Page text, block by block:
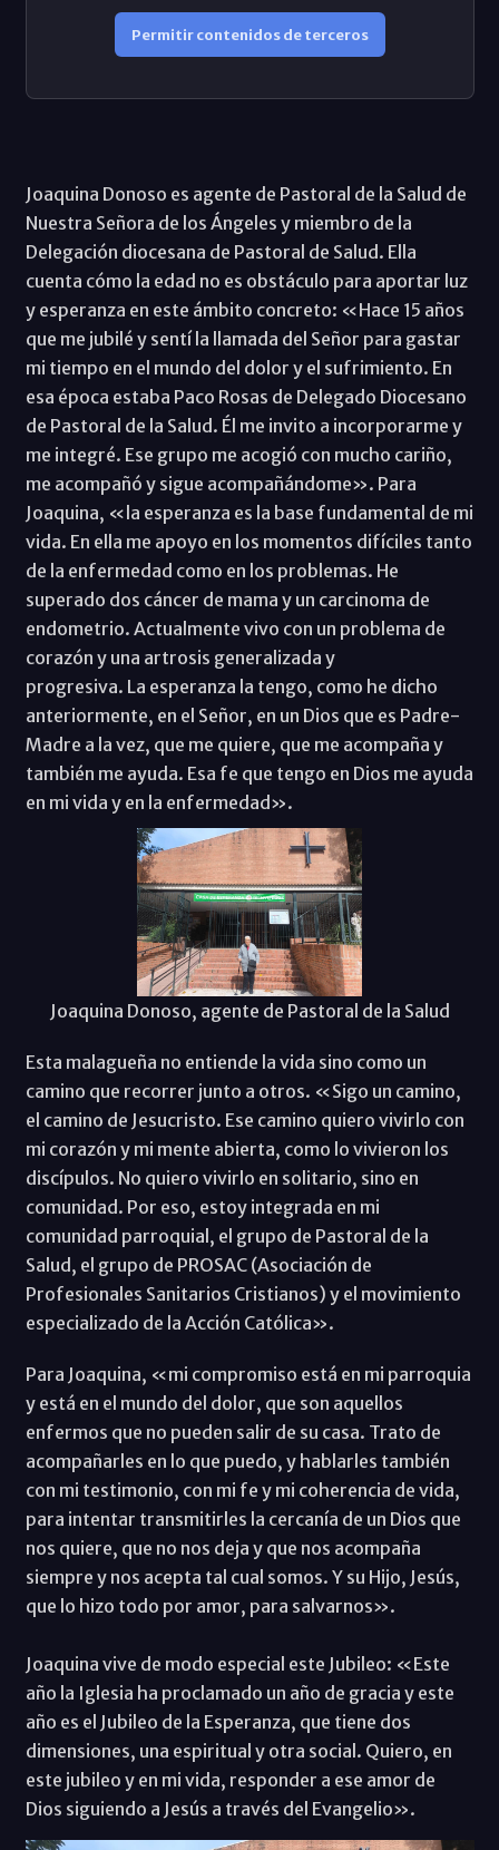
Permitir contenidos de terceros
Joaquina Donoso es agente de Pastoral de la Salud de
Nuestra Señora de los Ángeles y miembro de la
Delegación diocesana de Pastoral de Salud. Ella
cuenta cómo la edad no es obstáculo para aportar luz
y esperanza en este ámbito concreto: «Hace 15 años
que me jubilé y sentí la llamada del Señor para gastar
mi tiempo en el mundo del dolor y el sufrimiento. En
esa época estaba Paco Rosas de Delegado Diocesano
de Pastoral de la Salud. Él me invito a incorporarme y
me integré. Ese grupo me acogió con mucho cariño,
me acompañó y sigue acompañándome». Para
Joaquina, «la esperanza es la base fundamental de mi
vida. En ella me apoyo en los momentos difíciles tanto
de la enfermedad como en los problemas. He
superado dos cáncer de mama y un carcinoma de
endometrio. Actualmente vivo con un problema de
corazón y una artrosis generalizada y
progresiva. La esperanza la tengo, como he dicho
anteriormente, en el Señor, en un Dios que es Padre-
Madre a la vez, que me quiere, que me acompaña y
también me ayuda. Esa fe que tengo en Dios me ayuda
en mi vida y en la enfermedad».
Joaquina Donoso, agente de Pastoral de la Salud
Esta malagueña no entiende la vida sino como un
camino que recorrer junto a otros. «Sigo un camino,
el camino de Jesucristo. Ese camino quiero vivirlo con
mi corazón y mi mente abierta, como lo vivieron los
discípulos. No quiero vivirlo en solitario, sino en
comunidad. Por eso, estoy integrada en mi
comunidad parroquial, el grupo de Pastoral de la
Salud, el grupo de PROSAC (Asociación de
Profesionales Sanitarios Cristianos) y el movimiento
especializado de la Acción Católica».
Para Joaquina, «mi compromiso está en mi parroquia
y está en el mundo del dolor, que son aquellos
enfermos que no pueden salir de su casa. Trato de
acompañarles en lo que puedo, y hablarles también
con mi testimonio, con mi fe y mi coherencia de vida,
para intentar transmitirles la cercanía de un Dios que
nos quiere, que no nos deja y que nos acompaña
siempre y nos acepta tal cual somos. Y su Hijo, Jesús,
que lo hizo todo por amor, para salvarnos».
Joaquina vive de modo especial este Jubileo: «Este
año la Iglesia ha proclamado un año de gracia y este
año es el Jubileo de la Esperanza, que tiene dos
dimensiones, una espiritual y otra social. Quiero, en
este jubileo y en mi vida, responder a ese amor de
Dios siguiendo a Jesús a través del Evangelio».